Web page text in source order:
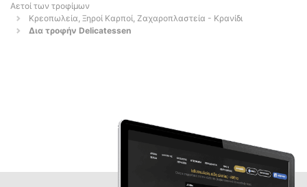
Αετοί των τροφίμων
Κρεοπωλεία, Ξηροί Καρποί, Ζαχαροπλαστεία - Κρανίδι
Δια τροφήν Delicatessen